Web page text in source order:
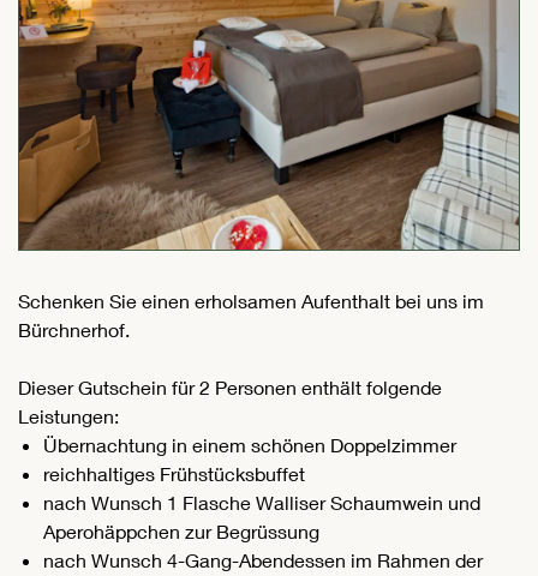
Schenken Sie einen erholsamen Aufenthalt bei uns im
Bürchnerhof.
Dieser Gutschein für 2 Personen enthält folgende
Leistungen:
Übernachtung in einem schönen Doppelzimmer
reichhaltiges Frühstücksbuffet
nach Wunsch 1 Flasche Walliser Schaumwein und
Aperohäppchen zur Begrüssung
nach Wunsch 4-Gang-Abendessen im Rahmen der